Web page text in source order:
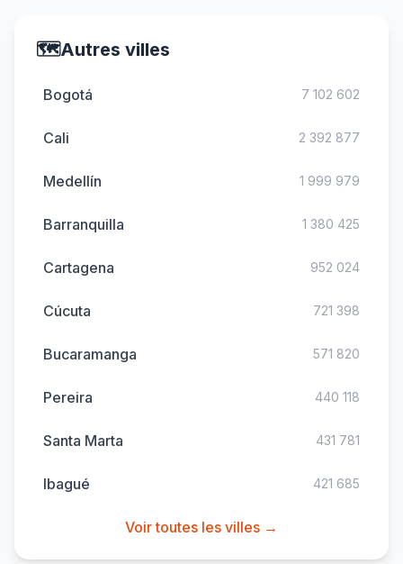
🗺️Autres villes
Bogotá 7 102 602
Cali 2 392 877
Medellín 1 999 979
Barranquilla 1 380 425
Cartagena 952 024
Cúcuta 721 398
Bucaramanga 571 820
Pereira 440 118
Santa Marta 431 781
Ibagué 421 685
Voir toutes les villes →